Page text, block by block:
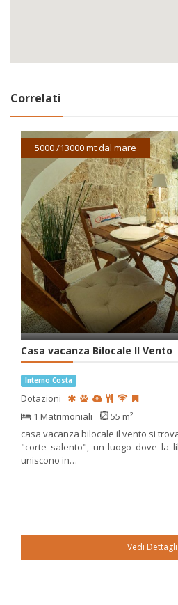
Correlati
5000 /13000 mt dal mare
Casa vacanza Bilocale Il Vento
Interno Costa
Dotazioni
1 Matrimoniali
55 m²
casa vacanza bilocale il vento si
"corte salento", un luogo dove la
uniscono in…
Vedi Dettagli